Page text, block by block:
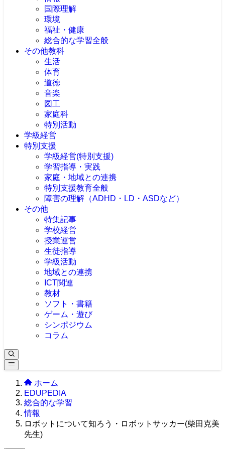
国際理解
環境
福祉・健康
総合的な学習全般
その他教科
生活
体育
道徳
音楽
図工
家庭科
特別活動
学級経営
特別支援
学級経営(特別支援)
学習指導・実践
家庭・地域との連携
特別支援教育全般
障害の理解（ADHD・LD・ASDなど）
その他
特集記事
学校経営
授業運営
生徒指導
学級活動
地域との連携
ICT関連
教材
ソフト・書籍
ゲーム・遊び
シンポジウム
コラム
ホーム
EDUPEDIA
総合的な学習
情報
ロボットについて知ろう・ロボットサッカー(柴田克美
先生)